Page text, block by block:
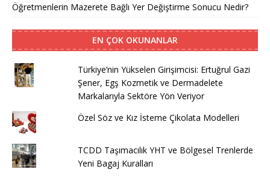
Öğretmenlerin Mazerete Bağlı Yer Değiştirme Sonucu Nedir?
EN ÇOK OKUNANLAR
Türkiye’nin Yükselen Girişimcisi: Ertuğrul Gazi
Şener, Egş Kozmetik ve Dermadelete
Markalarıyla Sektöre Yön Veriyor
Özel Söz ve Kız İsteme Çikolata Modelleri
TCDD Taşımacılık YHT ve Bölgesel Trenlerde
Yeni Bagaj Kuralları